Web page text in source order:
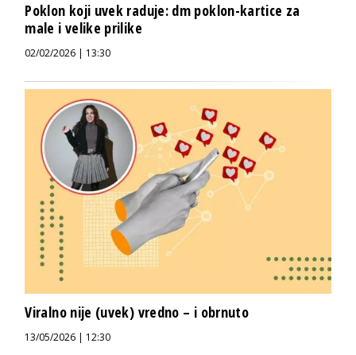
Poklon koji uvek raduje: dm poklon-kartice za
male i velike prilike
02/02/2026 | 13:30
Viralno nije (uvek) vredno – i obrnuto
13/05/2026 | 12:30